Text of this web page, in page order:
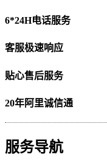
6*24H电话服务
客服极速响应
贴心售后服务
20年阿里诚信通
服务导航